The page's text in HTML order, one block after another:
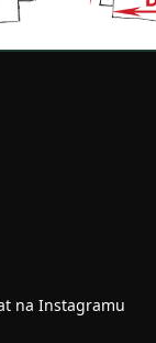
na Instagramu